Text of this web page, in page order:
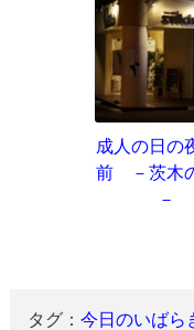
成人の日の
前 －茨木
－
タグ：今日のいばら